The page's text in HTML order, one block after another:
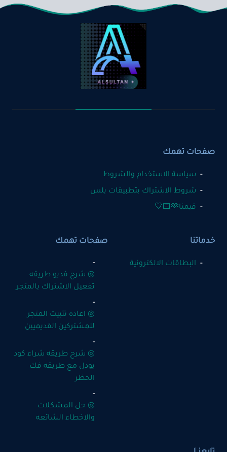
صفحات تهمك
سياسة الاستخدام والشروط
شروط الاشتراك بتطبيقات بلس
قيمنا🫶🏻🤍
خدماتنا
البطاقات الالكترونية
صفحات تهمك
◎ شرح فديو طريقه
تفعيل الاشتراك بالمتجر
◎ اعاده تثبيت المتجر
للمشتركين القديميين
◎ شرح طريقه شراء كود
يودل مع طريقه فك
الحظر
◎ حل المشكلات
والاخطاء الشائعه